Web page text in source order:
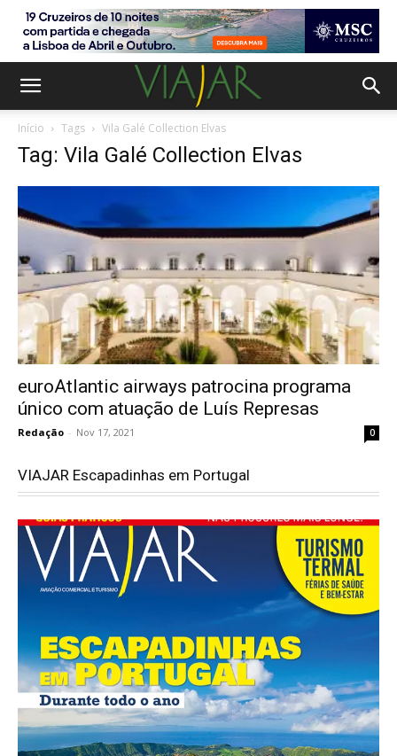
Início Tags Vila Galé Collection Elvas
Tag: Vila Galé Collection Elvas
euroAtlantic airways patrocina programa
único com atuação de Luís Represas
Redação - Nov 17, 2021 0
VIAJAR Escapadinhas em Portugal